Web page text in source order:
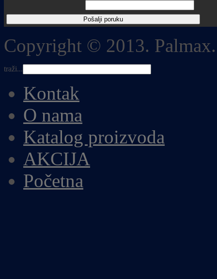
Copyright © 2013.
traži...
Kontak
O nama
Katalog proizvoda
AKCIJA
Početna